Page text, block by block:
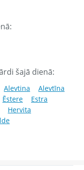
šajā dienā:
Alevtina
Alevtīna
Ēstere
Estra
Hervita